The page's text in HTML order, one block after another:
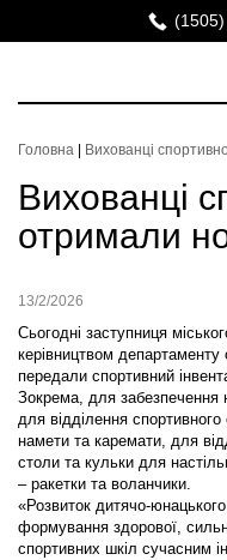
(1505)
Головна Вихованці
Вихованці
отримали
13/2/2026
Сьогодні заступниця
керівництвом департаменту
передали спортивний
Зокрема, для забезпечення
для відділення
намети та каремати, для
столи та кульки для
– ракетки та воланчики.
«Розвиток дитячо-
формування здорової,
спортивних шкіл сучасним